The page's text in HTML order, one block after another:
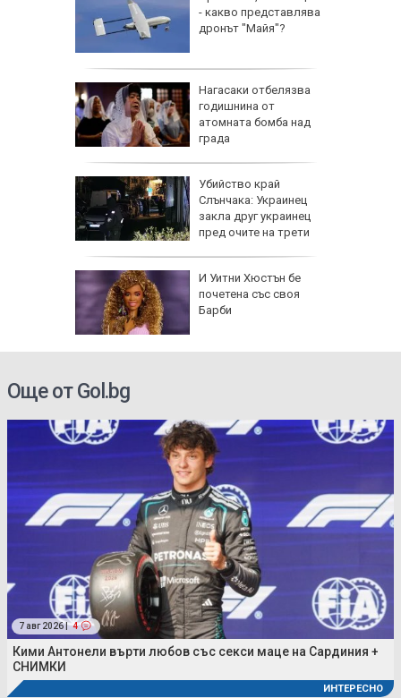
- какво представлява
дронът "Майя"?
Нагасаки отбелязва
годишнина от
атомната бомба над
града
Убийство край
Слънчака: Украинец
закла друг украинец
пред очите на трети
И Уитни Хюстън бе
почетена със своя
Барби
Още от Gol.bg
7 авг 2026 | 4
Кими Антонели върти любов със секси маце на Сардиния +
СНИМКИ
ИНТЕРЕСНО